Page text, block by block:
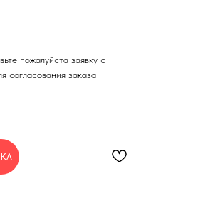
пожалуйста заявку с
согласования заказа